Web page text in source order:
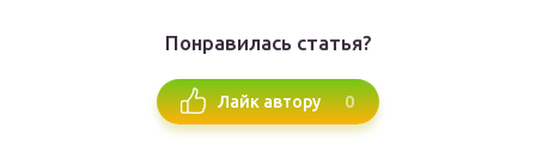
Понравилась статья?
Лайк автору 0